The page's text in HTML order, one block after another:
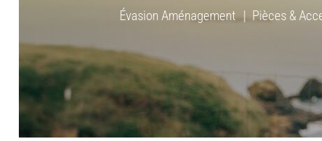
Évasion Aménagement Pièces &